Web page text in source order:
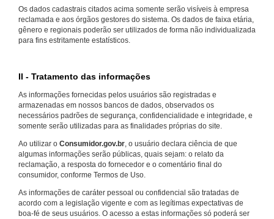
Os dados cadastrais citados acima somente serão visíveis à empresa
reclamada e aos órgãos gestores do sistema. Os dados de faixa etária,
gênero e regionais poderão ser utilizados de forma não individualizada
para fins estritamente estatísticos.
II - Tratamento das informações
As informações fornecidas pelos usuários são registradas e
armazenadas em nossos bancos de dados, observados os
necessários padrões de segurança, confidencialidade e integridade, e
somente serão utilizadas para as finalidades próprias do site.
Ao utilizar o Consumidor.gov.br, o usuário declara ciência de que
algumas informações serão públicas, quais sejam: o relato da
reclamação, a resposta do fornecedor e o comentário final do
consumidor, conforme Termos de Uso.
As informações de caráter pessoal ou confidencial são tratadas de
acordo com a legislação vigente e com as legítimas expectativas de
boa-fé de seus usuários. O acesso a estas informações só poderá ser